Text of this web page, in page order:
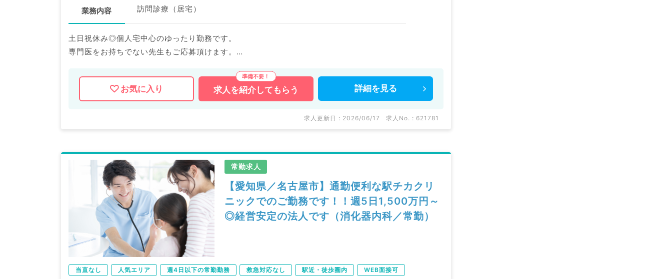
業務内容 訪問診療（居宅）
土日祝休み◎個人宅中心のゆったり勤務です。
専門医をお持ちでない先生もご応募頂けます。
マイナビDOCTORでは病院やクリニックなどの医療機関求人はもちろんのこと、
掲載情報以外にも産業医等の企業系求人も多数扱っています。
お気に入り 求人を紹介してもらう 詳細を 見る
求人更新日 : 2026/06/17 求人No. : 621781
常勤求人
【愛知県／名古屋市】通勤便利な駅チカクリ
ニックでのご勤務です！！週5日1,500万円～
◎経営安定の法人です（消化器内科／常勤）
当直なし 人気エリア 週4日以下の常勤勤務 救急対応なし 駅近・徒歩圏内 WEB面接可